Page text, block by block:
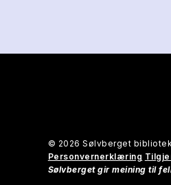
© 2026 Sølvberget
Personvernerklæring
Sølvberget gir meining til